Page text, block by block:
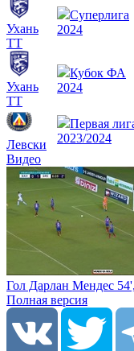
Ухань
ТТ
Суперлига
2024
Ухань
ТТ
Кубок ФА
2024
Левски
Первая
2023/2024
Видео
Гол Дарлан Мендес
Полная версия